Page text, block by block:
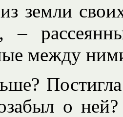
земли
–
между
о